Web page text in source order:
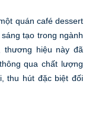
quán café dessert
tạo trong ngành
thương hiệu này đã
qua chất lượng
thu hút đặc biệt đối